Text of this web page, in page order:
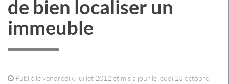
de bien localiser un
immeuble
Publié le vendredi 6 juillet 2012 et mis à jour le jeudi 23 octobre